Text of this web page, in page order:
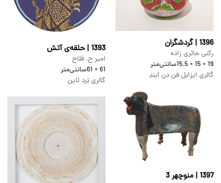
1396 | گردشگران
رکنی حائری زاده
19 × 15 × 15.5
سانتی‌متر
گالری ایزابل فن دن آیندِ
1393 | حلقه‌ی آتش
امیر ح. فلاح
61 × 61
سانتی‌متر
گالری تِرد لاین
1397 | منوچهر 3